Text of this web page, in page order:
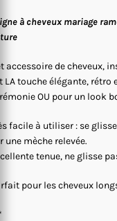
à cheveux mariage
accessoire de cheveux,
LA touche élégante,
OU pour un look
facile à utiliser : se
une mèche relevée.
tenue, ne glisse
pour les cheveux